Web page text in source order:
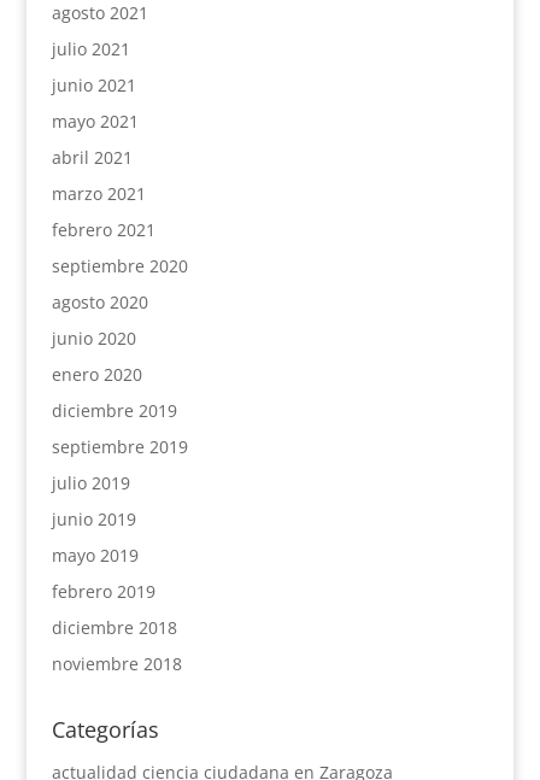
agosto 2021
julio 2021
junio 2021
mayo 2021
abril 2021
marzo 2021
febrero 2021
septiembre 2020
agosto 2020
junio 2020
enero 2020
diciembre 2019
septiembre 2019
julio 2019
junio 2019
mayo 2019
febrero 2019
diciembre 2018
noviembre 2018
Categorías
actualidad ciencia ciudadana en Zaragoza